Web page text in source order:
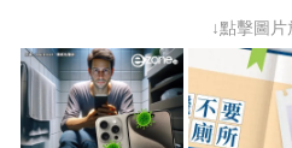
↓點擊圖片